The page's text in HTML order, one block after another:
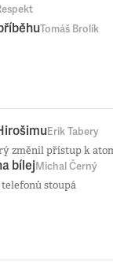
Tomáš Brolík
Erik Tabery
změnil přístup k
bílejMichal Černý
stoupá